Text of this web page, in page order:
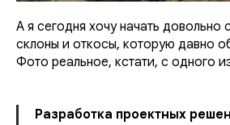
А я сегодня хочу начать довольно
склоны и откосы, которую давно
Фото реальное, кстати, с одного
Разработка проектных